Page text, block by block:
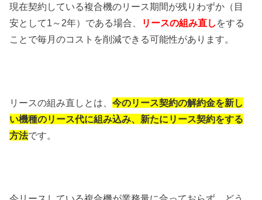
現在契約している複合機のリース期間が残りわずか（目
安として1～2年）である場合、
リースの組み直し をする
ことで毎月のコストを削減できる可能性があります。
リースの組み直しとは、今のリース契約の解約金を新し
い機種のリース代に組み込み、新たにリース契約をする
方法です。